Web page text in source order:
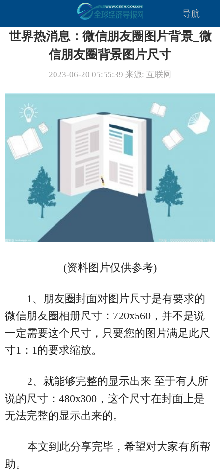
导航
世界热消息：微信朋友圈图片背景_微
信朋友圈背景图片尺寸
2023-06-20 05:55:39 来源: 互联网
(资料图片仅供参考)
1、朋友圈封面对图片尺寸是有要求的
微信朋友圈相册尺寸：720x560，并不是说
一定需要这个尺寸，只要您的图片满足此尺
寸1：1的要求缩放。
2、就能够完整的显示出来 至于有人所
说的尺寸：480x300，这个尺寸在封面上是
无法完整的显示出来的。
本文到此分享完毕，希望对大家有所帮
助。